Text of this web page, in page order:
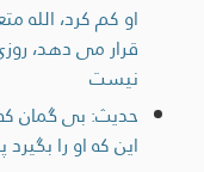
او كم كرد، الله
قرار مى دهد،
نيست
حديث: بی گمان
این که او را